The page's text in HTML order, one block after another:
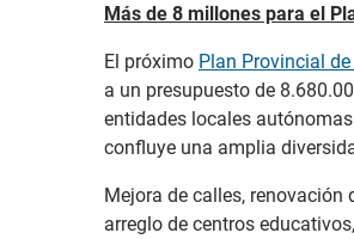
Más de 8 millones para el
El próximo Plan Provincial
a un presupuesto de
entidades locales
confluye una amplia
Mejora de calles, renovación
arreglo de centros